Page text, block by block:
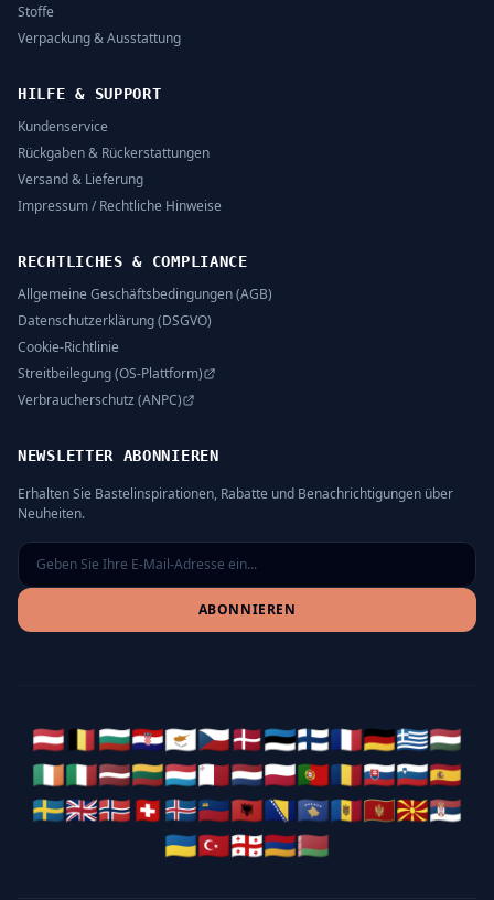
Stoffe
Verpackung & Ausstattung
HILFE & SUPPORT
Kundenservice
Rückgaben & Rückerstattungen
Versand & Lieferung
Impressum / Rechtliche Hinweise
RECHTLICHES & COMPLIANCE
Allgemeine Geschäftsbedingungen (AGB)
Datenschutzerklärung (DSGVO)
Cookie-Richtlinie
Streitbeilegung (OS-Plattform)
Verbraucherschutz (ANPC)
NEWSLETTER ABONNIEREN
Erhalten Sie Bastelinspirationen, Rabatte und Benachrichtigungen über
Neuheiten.
ABONNIEREN
🇦🇹🇧🇪🇧🇬🇭🇷🇨🇾🇨🇿🇩🇰🇪🇪🇫🇮🇫🇷🇩🇪🇬🇷🇭🇺
🇮🇪🇮🇹🇱🇻🇱🇹🇱🇺🇲🇹🇳🇱🇵🇱🇵🇹🇷🇴🇸🇰🇸🇮🇪🇸
🇸🇪🇬🇧🇳🇴🇨🇭🇮🇸🇱🇮🇦🇱🇧🇦🇽🇰🇲🇩🇲🇪🇲🇰🇷🇸
🇺🇦🇹🇷🇬🇪🇦🇲🇧🇾